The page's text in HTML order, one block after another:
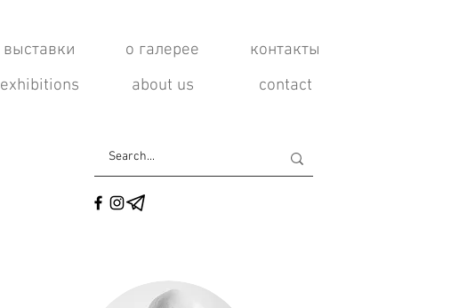
выставки
exhibitions
о галерее
about us
контакты
contact